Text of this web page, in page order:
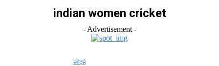
indian women cricket
- Advertisement -
स्पोर्ट्स